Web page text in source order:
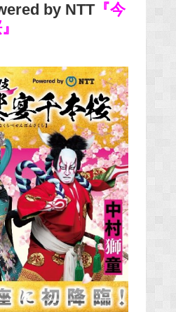
by NTT『今